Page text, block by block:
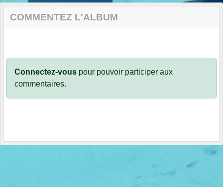
COMMENTEZ L'ALBUM
Connectez-vous pour pouvoir participer aux
commentaires.